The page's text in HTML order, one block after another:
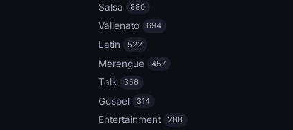
Salsa 880
Vallenato 694
Latin 522
Merengue 457
Talk 356
Gospel 314
Entertainment 288